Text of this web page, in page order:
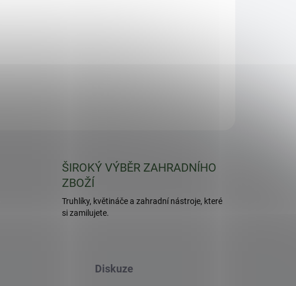
ŠIROKÝ VÝBĚR ZAHRADNÍHO
ZBOŽÍ
Truhlíky, květináče a zahradní nástroje, které
si zamilujete.
Diskuze